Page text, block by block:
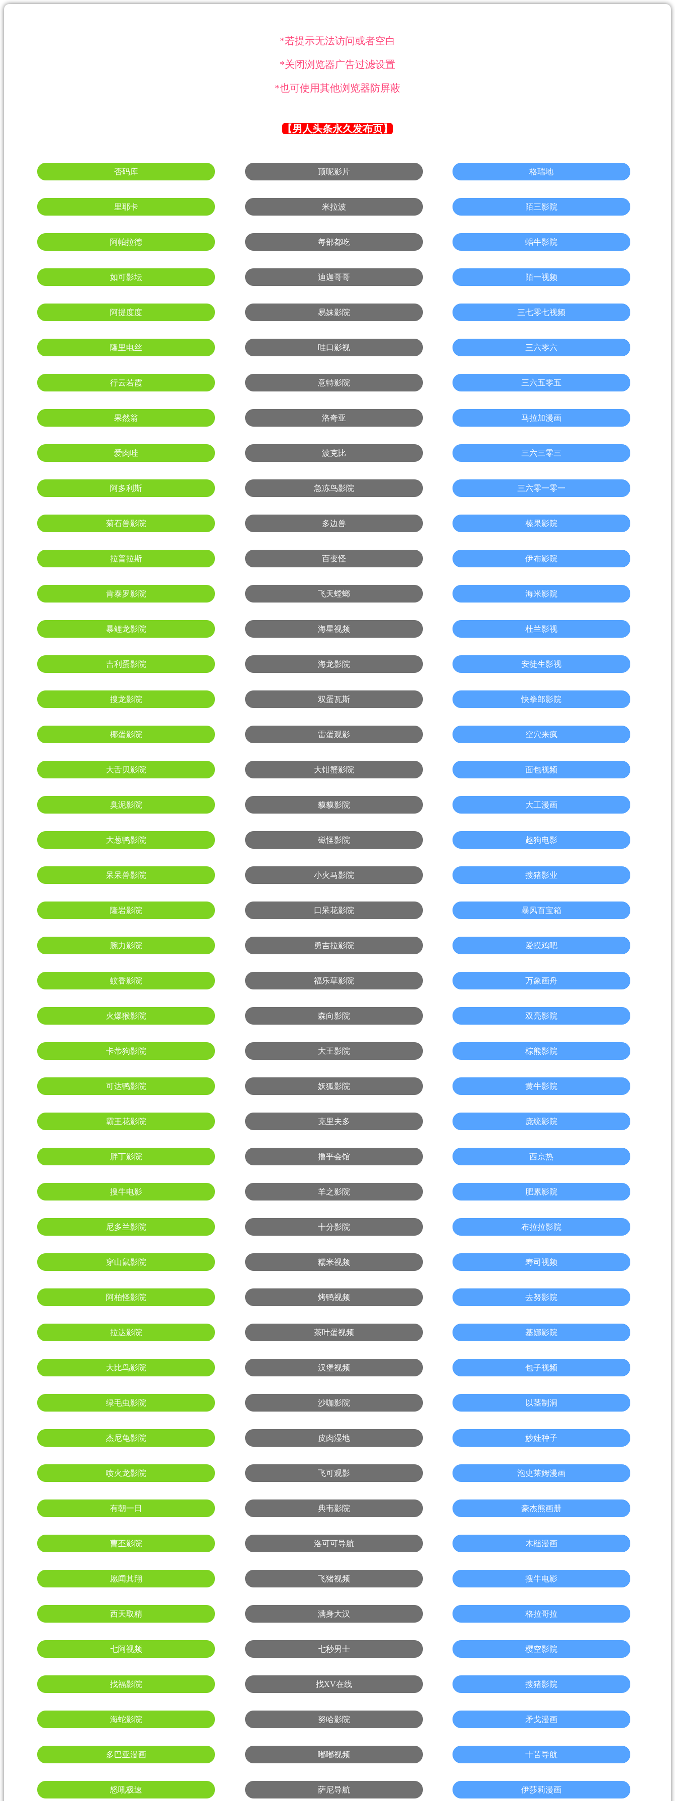
*若提示无法访问或者空白
*关闭浏览器广告过滤设置
*也可使用其他浏览器防屏蔽
【男人头条永久发布页】
否码库 顶呢影片 格瑞地
里耶卡 米拉波 陌三影院
阿帕拉德 每部都吃 蜗牛影院
如可影坛 迪迦哥哥 陌一视频
阿提度度 易妹影院 三七零七视频
隆里电丝 哇口影视 三六零六
行云若霞 意特影院 三六五零五
果然翁 洛奇亚 马拉加漫画
爱肉哇 波克比 三六三零三
阿多利斯 急冻鸟影院 三六零一零一
菊石兽影院 多边兽 榛果影院
拉普拉斯 百变怪 伊布影院
肯泰罗影院 飞天螳螂 海米影院
暴鲤龙影院 海星视频 杜兰影视
吉利蛋影院 海龙影院 安徒生影视
搜龙影院 双蛋瓦斯 快拳郎影院
椰蛋影院 雷蛋观影 空穴来疯
大舌贝影院 大钳蟹影院 面包视频
臭泥影院 貘貘影院 大工漫画
大葱鸭影院 磁怪影院 趣狗电影
呆呆兽影院 小火马影院 搜猪影业
隆岩影院 口呆花影院 暴风百宝箱
腕力影院 勇吉拉影院 爱摸鸡吧
蚊香影院 福乐草影院 万象画舟
火爆猴影院 森向影院 双亮影院
卡蒂狗影院 大王影院 棕熊影院
可达鸭影院 妖狐影院 黄牛影院
霸王花影院 克里夫多 庞统影院
胖丁影院 撸乎会馆 西京热
搜牛电影 羊之影院 肥累影院
尼多兰影院 十分影院 布拉拉影院
穿山鼠影院 糯米视频 寿司视频
阿柏怪影院 烤鸭视频 去努影院
拉达影院 茶叶蛋视频 基娜影院
大比鸟影院 汉堡视频 包子视频
绿毛虫影院 沙咖影院 以茎制洞
杰尼龟影院 皮肉湿地 妙娃种子
喷火龙影院 飞可观影 泡史莱姆漫画
有朝一日 典韦影院 豪杰熊画册
曹丕影院 洛可可导航 木槌漫画
愿闻其翔 飞猪视频 搜牛电影
西天取精 满身大汉 格拉哥拉
七阿视频 七秒男士 樱空影院
找福影院 找XV在线 搜猪影院
海蛇影院 努哈影院 矛戈漫画
多巴亚漫画 嘟嘟视频 十苦导航
怒吼极速 萨尼导航 伊莎莉漫画